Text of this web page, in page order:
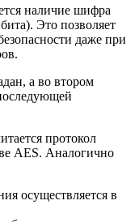
наличие шифра
Это позволяет
даже при
а во втором
протокол
AES. Аналогично
осуществляется в